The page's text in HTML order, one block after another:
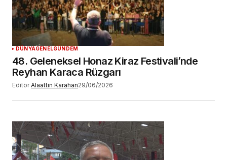
DÜNYAGENELGÜNDEM
48. Geleneksel Honaz Kiraz Festivali’nde
Reyhan Karaca Rüzgarı
Editör Alaattin Karahan29/06/2026